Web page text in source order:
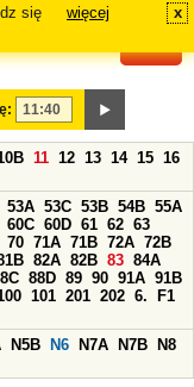
się
więcej x
11 12 13 14 15 16
53A 53C 53B 54B 55A
60C 60D 61 62 63
70 71A 71B 72A 72B
82A 82B 83 84A
88D 89 90 91A 91B
101 201 202 6.
F1
N5B N6 N7A N7B
N8